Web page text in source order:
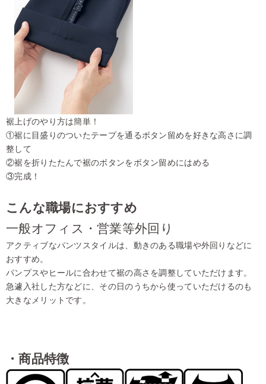
裾上げのやり方は簡単！
①裾に目盛りのついたテープを通るボタン留めを好きな高さに調
整して
②裾を折りたたんで裾のボタンをボタン留めにはめる
③完成！
こんな職場におすすめ
一般オフィス・営業等外回り
アクティブなパンツスタイルは、動きのある職場や外回りなどに
おすすめ。
パンプスやヒールに合わせて裾の高さを調整していただけます。
急遽入社した方などに、その日のうちから使っていただけるのも
大きなメリットです。
・商品特徴